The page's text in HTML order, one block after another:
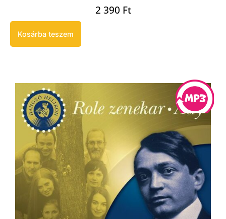
2 390 Ft
Kosárba teszem